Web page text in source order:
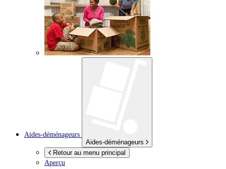
Aides-déménageurs
Aides-déménageurs
Retour au menu principal
Aperçu